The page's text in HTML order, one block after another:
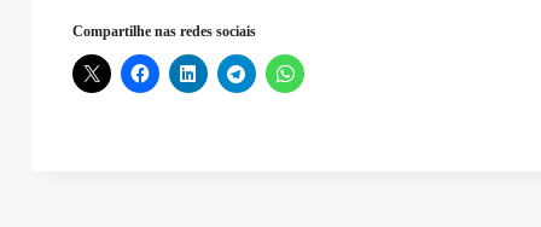
Compartilhe nas redes sociais